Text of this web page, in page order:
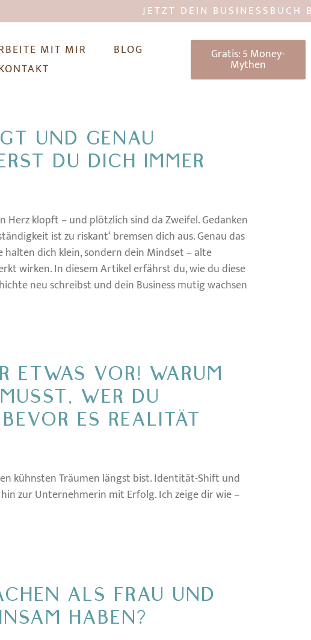
JETZT DEIN BUSINESSBUCH
MIT MIR
BLOG
Gratis: 5 Money-
Mythen
UND GENAU
DU DICH IMMER
Herz klopft – und plötzlich sind da Zweifel. Gedanken
ist zu riskant‘ bremsen dich aus. Genau das
dich klein, sondern dein Mindset – alte
wirken. In diesem Artikel erfährst du, wie du diese
neu schreibst und dein Business mutig wachsen
ETWAS VOR! WARUM
WER DU
ES REALITÄT
kühnsten Träumen längst bist. Identität-Shift und
zur Unternehmerin mit Erfolg. Ich zeige dir wie –
ALS FRAU UND
HABEN?